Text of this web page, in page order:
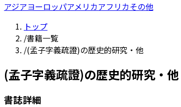
アジアヨーロッパアメリカアフリカその他
トップ
/書籍一覧
/(孟子字義疏證)の歴史的研究・他
(孟子字義疏證)の歴史的研究・他
書誌詳細